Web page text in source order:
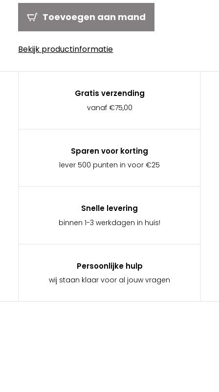
Toevoegen aan mand
Bekijk productinformatie
Gratis verzending
vanaf €75,00
Sparen voor korting
lever 500 punten in voor €25
Snelle levering
binnen 1-3 werkdagen in huis!
Persoonlijke hulp
wij staan klaar voor al jouw vragen